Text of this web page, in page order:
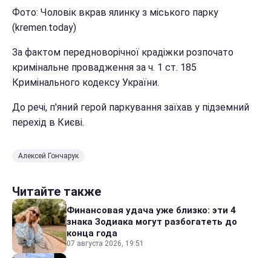
Фото: Чоловік вкрав ялинку з міського парку
(kremen.today)
За фактом передноворічної крадіжки розпочато
кримінальне провадження за ч. 1 ст. 185
Кримінального кодексу України.
До речі, п'яний герой паркування заїхав у підземний
перехід в Києві.
Алексей Гончарук
Читайте также
Финансовая удача уже близко: эти 4
знака Зодиака могут разбогатеть до
конца года
07 августа 2026, 19:51